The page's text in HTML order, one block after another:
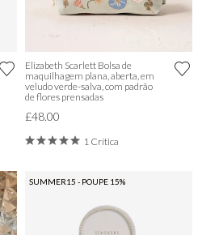
Elizabeth Scarlett Bolsa de
maquilhagem plana, aberta, em
veludo verde-salva, com padrão
de flores prensadas
£48.00
1 Crítica
SUMMER15 - POUPE 15%